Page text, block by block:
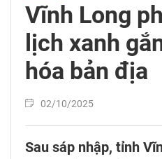
Vĩnh Long
lịch xanh
hóa bản địa
02/10/2025
Sau sáp nhập, tỉnh